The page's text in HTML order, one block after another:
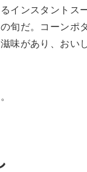
インスタントス
旬だ。コーンポ
味があり、おい